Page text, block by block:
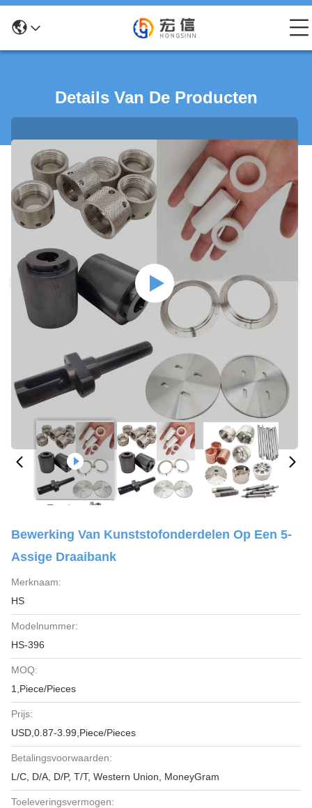
Details Van De Producten
Bewerking Van Kunststofonderdelen Op Een 5-
Assige Draaibank
Merknaam:
HS
Modelnummer:
HS-396
MOQ:
1,Piece/Pieces
Prijs:
USD,0.87-3.99,Piece/Pieces
Betalingsvoorwaarden:
L/C, D/A, D/P, T/T, Western Union, MoneyGram
Toeleveringsvermogen: